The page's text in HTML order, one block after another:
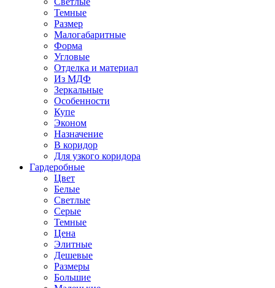
Темные
Размер
Малогабаритные
Форма
Угловые
Отделка и материал
Из МДФ
Зеркальные
Особенности
Купе
Эконом
Назначение
В коридор
Для узкого коридора
Гардеробные
Цвет
Белые
Светлые
Серые
Темные
Цена
Элитные
Дешевые
Размеры
Большие